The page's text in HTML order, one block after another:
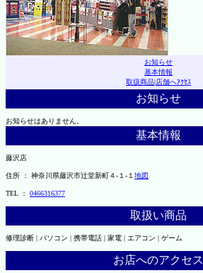
お知らせ
基本情報
取扱商品|店舗へｱｸｾｽ
お知らせ
お知らせはありません。
基本情報
藤沢店
住所 ： 神奈川県藤沢市辻堂新町４-１-１ 地図
TEL ： 0466316377
取扱い商品
修理診断 | パソコン | 携帯電話 | 家電 | エアコン | ゲーム
お店へのアクセス